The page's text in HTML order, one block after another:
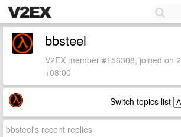
bbsteel
V2EX member #156308, joined on
+08:00
Switch topics list
bbsteel's recent replies